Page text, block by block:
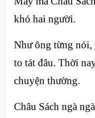
khó hai người.
Như ông từng nói,
to tát đâu. Thời
chuyện thường.
Châu Sách ngà